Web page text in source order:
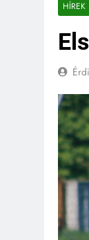
HÍREK